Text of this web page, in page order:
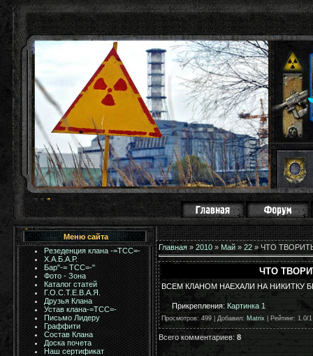
Меню сайта
Резеденция клана -=ТСС=-
Х.А.Б.А.Р.
Бар"-= TCC=-"
Фото - Зона
Каталог статей
Г.О.С.Т.Е.В.А.Я.
Друзья Клана
Устав клана-=ТСС=-
Письмо Лидеру
Граффити
Состав Клана
Доска почета
Наш сертификат
Главная » 2010 » Май » 22 » ЧТО
ЧТО
ВСЕМ КЛАНОМ НАЕХАЛИ НА НИКИТКУ
Прикрепления: Картинка 1
Просмотров: 499 | Добавил: Matrix Рейтинг: 1.0/1
Всего комментариев: 8